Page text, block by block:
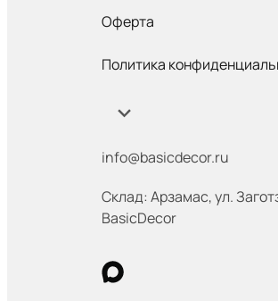
Оферта
Политика
info@basicdecor.ru
Склад: Арзамас,ул.
BasicDecor